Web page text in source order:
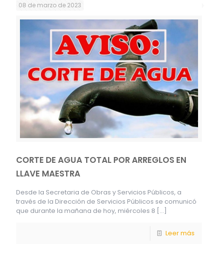
08 de marzo de 2023
CORTE DE AGUA TOTAL POR ARREGLOS EN
LLAVE MAESTRA
Desde la Secretaria de Obras y Servicios Públicos, a
través de la Dirección de Servicios Públicos se comunicó
que durante la mañana de hoy, miércoles 8 […]
Leer más